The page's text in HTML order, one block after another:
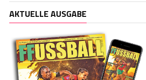
AKTUELLE AUSGABE